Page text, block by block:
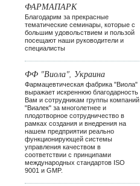
ФАРМАПАРК
Благодарим за прекрасные
тематические семинары, которые с
большим удовольствием и пользой
посещают наши руководители и
специалисты
ФФ "Виола", Украина
Фармацевтическая фабрика "Виола"
выражает искреннюю благодарность
Вам и сотрудникам группы компаний
"Виалек" за многолетнее и
плодотворное сотрудничество в
рамках создания и внедрения на
нашем предприятии реально
функционирующей системы
управления качеством в
соответствии с принципами
международных стандартов ISO
9001 и GMP.